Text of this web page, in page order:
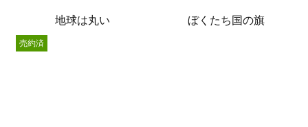
地球は丸い ぼくたち国の旗
売約済